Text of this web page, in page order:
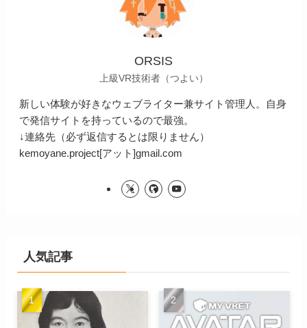
ORSIS
上級VR技術者（つよい）
新しい体験が好きなウェブライター兼サイト管理人。自身
で発信サイトを持っているので最強。
↓連絡先（必ず返信するとは限りません）
kemoyane.project[アット]gmail.com
人気記事